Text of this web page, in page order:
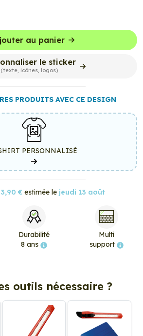
au panier
le sticker
(texte, icônes, logos)
PRODUITS AVEC CE DESIGN
PERSONNALISÉ
3,90 € estimée le jeudi 13 août
Durabilité
8 ans
Multi
support
outils nécessaire ?